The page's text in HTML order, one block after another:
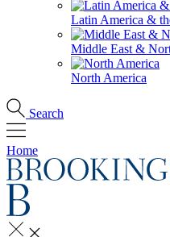
Latin America &
Middle East &
North America
Search
Home